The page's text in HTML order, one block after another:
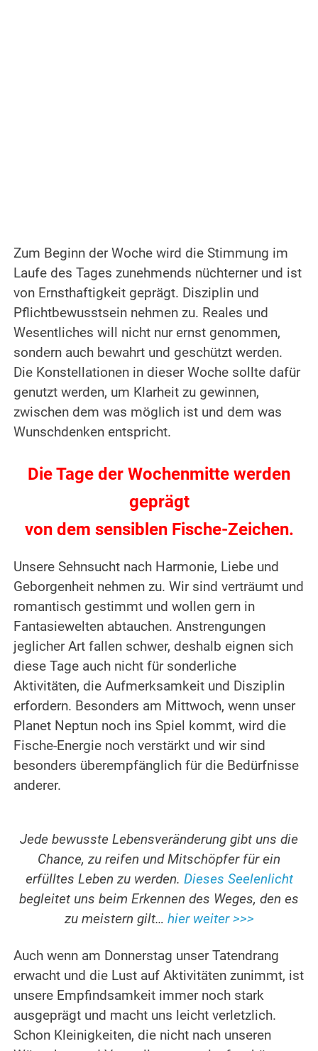
Zum Beginn der Woche wird die Stimmung im
Laufe des Tages zunehmends nüchterner und ist
von Ernsthaftigkeit geprägt. Disziplin und
Pflichtbewusstsein nehmen zu. Reales und
Wesentliches will nicht nur ernst genommen,
sondern auch bewahrt und geschützt werden.
Die Konstellationen in dieser Woche sollte dafür
genutzt werden, um Klarheit zu gewinnen,
zwischen dem was möglich ist und dem was
Wunschdenken entspricht.
Die Tage der Wochenmitte werden
geprägt
von dem sensiblen Fische-Zeichen.
Unsere Sehnsucht nach Harmonie, Liebe und
Geborgenheit nehmen zu. Wir sind verträumt und
romantisch gestimmt und wollen gern in
Fantasiewelten abtauchen. Anstrengungen
jeglicher Art fallen schwer, deshalb eignen sich
diese Tage auch nicht für sonderliche
Aktivitäten, die Aufmerksamkeit und Disziplin
erfordern. Besonders am Mittwoch, wenn unser
Planet Neptun noch ins Spiel kommt, wird die
Fische-Energie noch verstärkt und wir sind
besonders überempfänglich für die Bedürfnisse
anderer.
Jede bewusste Lebensveränderung gibt uns die
Chance, zu reifen und Mitschöpfer für ein
erfülltes Leben zu werden. Dieses Seelenlicht
begleitet uns beim Erkennen des Weges, den es
zu meistern gilt… hier weiter >>>
Auch wenn am Donnerstag unser Tatendrang
erwacht und die Lust auf Aktivitäten zunimmt, ist
unsere Empfindsamkeit immer noch stark
ausgeprägt und macht uns leicht verletzlich.
Schon Kleinigkeiten, die nicht nach unseren